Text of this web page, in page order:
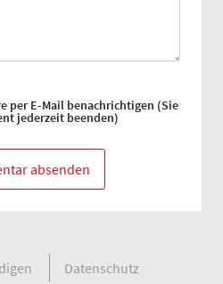
per E-Mail benachrichtigen (Sie
jederzeit beenden)
absenden
Datenschutz